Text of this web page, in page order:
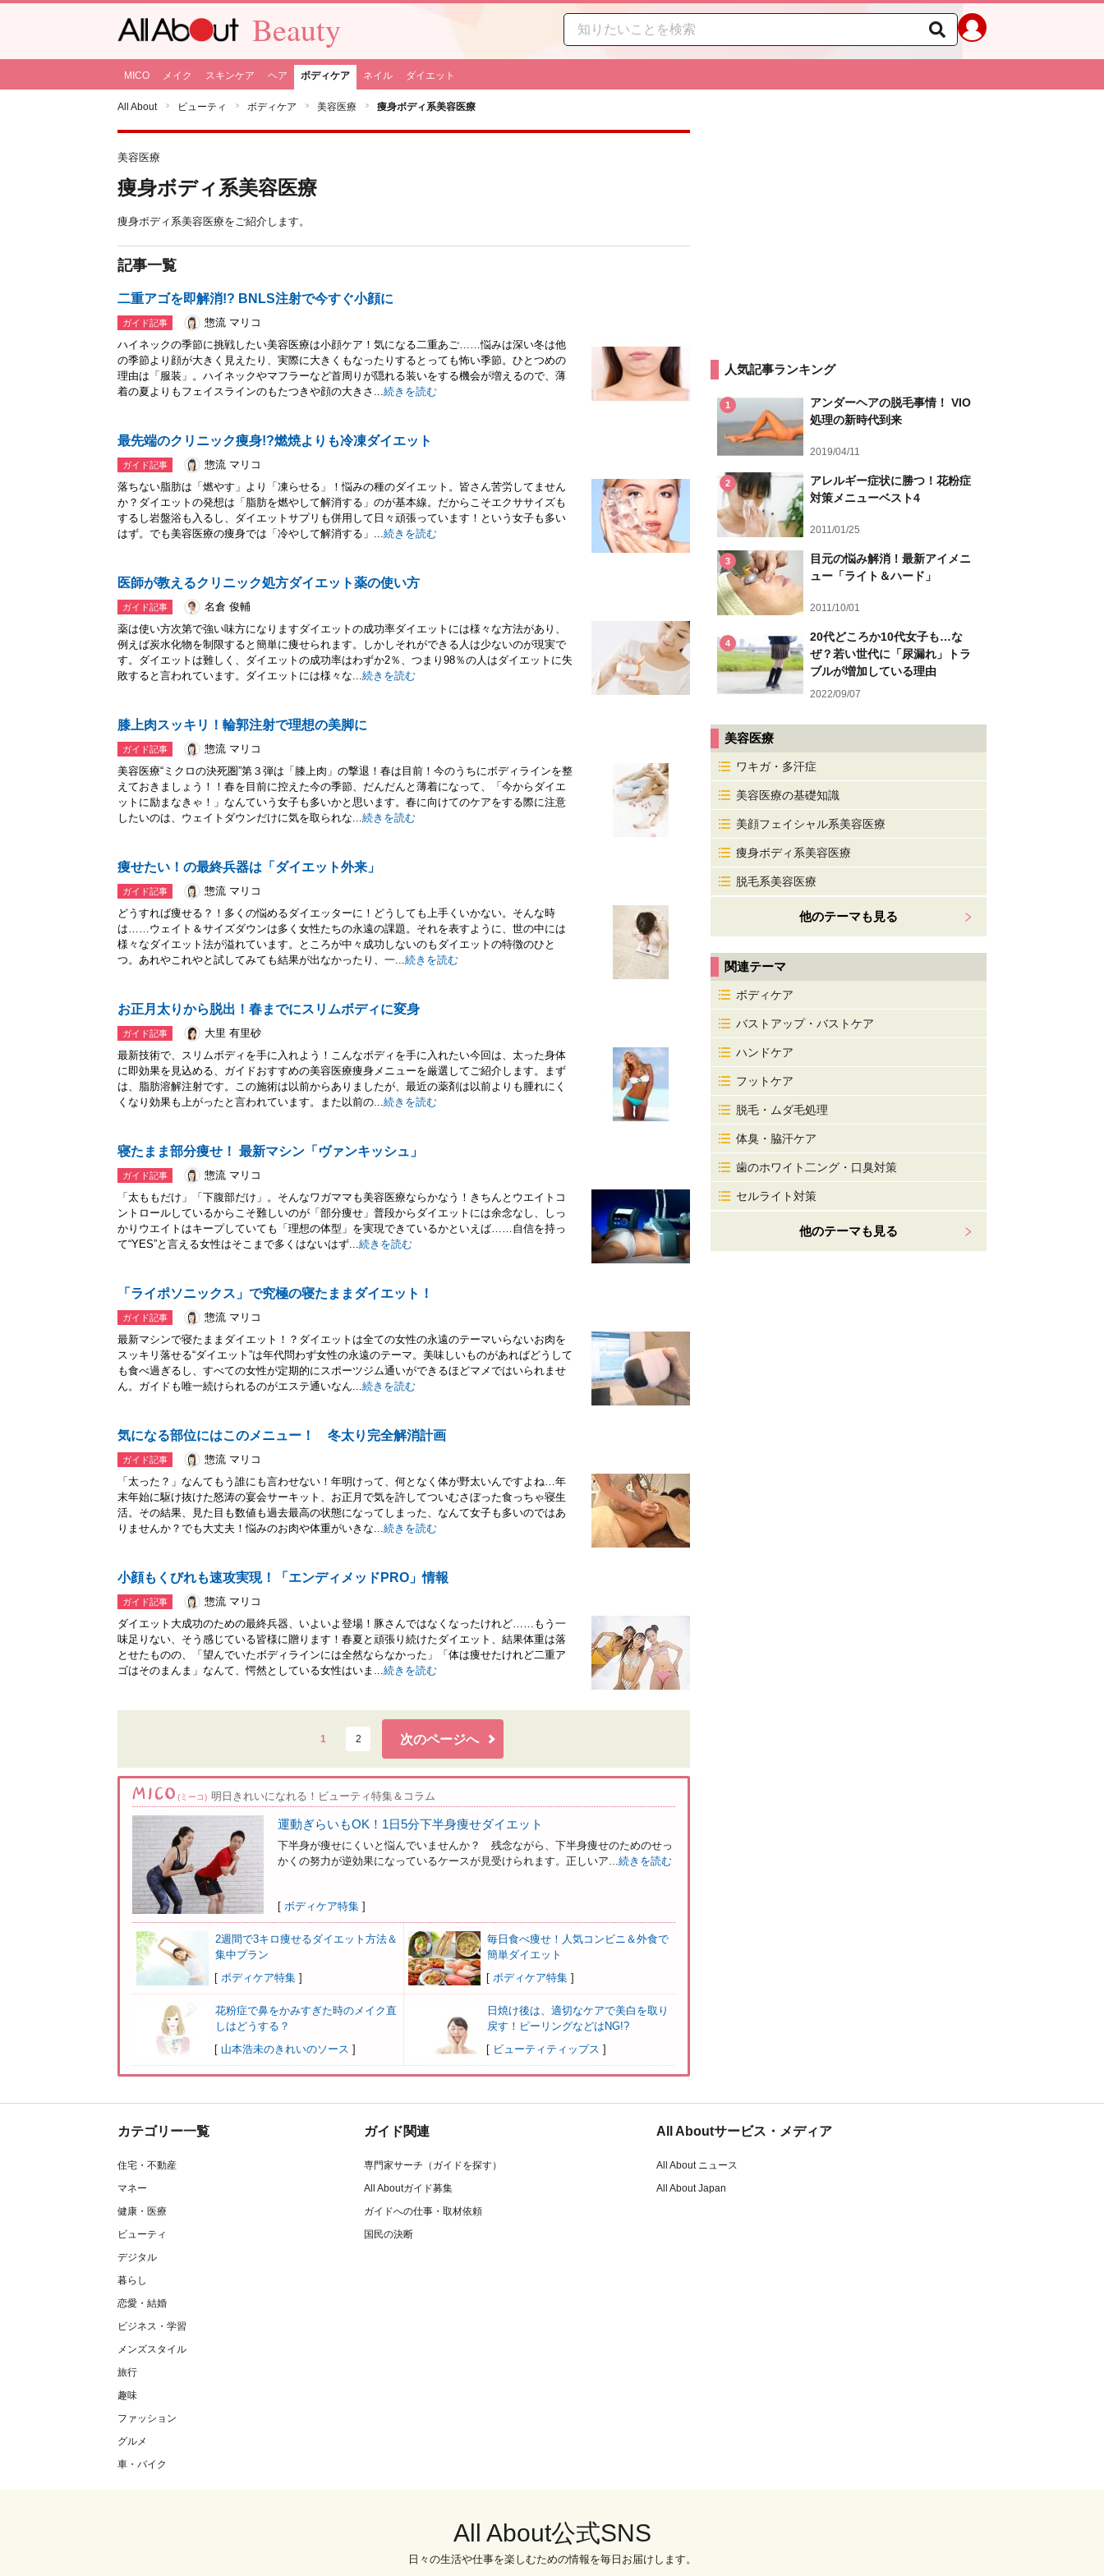
Beauty
MICO メイク スキンケア ヘア ボディケア ネイル ダイエット
All About ビューティ ボディケア 美容医療 痩身ボディ系美容医療
美容医療
痩身ボディ系美容医療
痩身ボディ系美容医療をご紹介します。
記事一覧
二重アゴを即解消!? BNLS注射で今すぐ小顔に
ガイド記事
惣流 マリコ
ハイネックの季節に挑戦したい美容医療は小顔ケア！気になる二重あご……悩みは深い冬は他
の季節より顔が大きく見えたり、実際に大きくもなったりするとっても怖い季節。ひとつめの
理由は「服装」。ハイネックやマフラーなど首周りが隠れる装いをする機会が増えるので、薄
着の夏よりもフェイスラインのもたつきや顔の大きさ...続きを読む
最先端のクリニック痩身!?燃焼よりも冷凍ダイエット
ガイド記事
惣流 マリコ
落ちない脂肪は「燃やす」より「凍らせる」！悩みの種のダイエット。皆さん苦労してません
か？ダイエットの発想は「脂肪を燃やして解消する」のが基本線。だからこそエクササイズも
するし岩盤浴も入るし、ダイエットサプリも併用して日々頑張っています！という女子も多い
はず。でも美容医療の痩身では「冷やして解消する」...続きを読む
医師が教えるクリニック処方ダイエット薬の使い方
ガイド記事
名倉 俊輔
薬は使い方次第で強い味方になりますダイエットの成功率ダイエットには様々な方法があり、
例えば炭水化物を制限すると簡単に痩せられます。しかしそれができる人は少ないのが現実で
す。ダイエットは難しく、ダイエットの成功率はわずか2％、つまり98％の人はダイエットに失
敗すると言われています。ダイエットには様々な...続きを読む
膝上肉スッキリ！輪郭注射で理想の美脚に
ガイド記事
惣流 マリコ
美容医療“ミクロの決死圏”第３弾は「膝上肉」の撃退！春は目前！今のうちにボディラインを整
えておきましょう！！春を目前に控えた今の季節、だんだんと薄着になって、「今からダイエ
ットに励まなきゃ！」なんていう女子も多いかと思います。春に向けてのケアをする際に注意
したいのは、ウェイトダウンだけに気を取られな...続きを読む
痩せたい！の最終兵器は「ダイエット外来」
ガイド記事
惣流 マリコ
どうすれば痩せる？！多くの悩めるダイエッターに！どうしても上手くいかない。そんな時
は……ウェイト＆サイズダウンは多く女性たちの永遠の課題。それを表すように、世の中には
様々なダイエット法が溢れています。ところが中々成功しないのもダイエットの特徴のひと
つ。あれやこれやと試してみても結果が出なかったり、一...続きを読む
お正月太りから脱出！春までにスリムボディに変身
ガイド記事
大里 有里砂
最新技術で、スリムボディを手に入れよう！こんなボディを手に入れたい今回は、太った身体
に即効果を見込める、ガイドおすすめの美容医療痩身メニューを厳選してご紹介します。まず
は、脂肪溶解注射です。この施術は以前からありましたが、最近の薬剤は以前よりも腫れにく
くなり効果も上がったと言われています。また以前の...続きを読む
寝たまま部分痩せ！ 最新マシン「ヴァンキッシュ」
ガイド記事
惣流 マリコ
「太ももだけ」「下腹部だけ」。そんなワガママも美容医療ならかなう！きちんとウエイトコ
ントロールしているからこそ難しいのが「部分痩せ」普段からダイエットには余念なし、しっ
かりウエイトはキープしていても「理想の体型」を実現できているかといえば……自信を持っ
て“YES”と言える女性はそこまで多くはないはず...続きを読む
「ライポソニックス」で究極の寝たままダイエット！
ガイド記事
惣流 マリコ
最新マシンで寝たままダイエット！？ダイエットは全ての女性の永遠のテーマいらないお肉を
スッキリ落せる“ダイエット”は年代問わず女性の永遠のテーマ。美味しいものがあればどうして
も食べ過ぎるし、すべての女性が定期的にスポーツジム通いができるほどマメではいられませ
ん。ガイドも唯一続けられるのがエステ通いなん...続きを読む
気になる部位にはこのメニュー！ 冬太り完全解消計画
ガイド記事
惣流 マリコ
「太った？」なんてもう誰にも言わせない！年明けって、何となく体が野太いんですよね…年
末年始に駆け抜けた怒涛の宴会サーキット、お正月で気を許してついむさぼった食っちゃ寝生
活。その結果、見た目も数値も過去最高の状態になってしまった、なんて女子も多いのではあ
りませんか？でも大丈夫！悩みのお肉や体重がいきな...続きを読む
小顔もくびれも速攻実現！「エンディメッドPRO」情報
ガイド記事
惣流 マリコ
ダイエット大成功のための最終兵器、いよいよ登場！豚さんではなくなったけれど……もう一
味足りない、そう感じている皆様に贈ります！春夏と頑張り続けたダイエット、結果体重は落
とせたものの、「望んでいたボディラインには全然ならなかった」「体は痩せたけれど二重ア
ゴはそのまんま」なんて、愕然としている女性はいま...続きを読む
1 2 次のページへ
(ミーコ) 明日きれいになれる！ビューティ特集＆コラム
運動ぎらいもOK！1日5分下半身痩せダイエット
下半身が痩せにくいと悩んでいませんか？ 残念ながら、下半身痩せのためのせっ
かくの努力が逆効果になっているケースが見受けられます。正しいア...続きを読む
[ ボディケア特集 ]
2週間で3キロ痩せるダイエット方法＆
集中プラン
[ ボディケア特集 ]
毎日食べ痩せ！人気コンビニ＆外食で
簡単ダイエット
[ ボディケア特集]
花粉症で鼻をかみすぎた時のメイク直
しはどうする？
[ 山本浩未のきれいのソース ]
日焼け後は、適切なケアで美白を取り
戻す！ピーリングなどはNG!?
[ ビューティティップス ]
人気記事ランキング
1
アンダーヘアの脱毛事情！ VIO
処理の新時代到来
2019/04/11
2
アレルギー症状に勝つ！花粉症
対策メニューベスト4
2011/01/25
3
目元の悩み解消！最新アイメニ
ュー「ライト＆ハード」
2011/10/01
4
20代どころか10代女子も…な
ぜ？若い世代に「尿漏れ」トラ
ブルが増加している理由
2022/09/07
美容医療
ワキガ・多汗症
美容医療の基礎知識
美顔フェイシャル系美容医療
痩身ボディ系美容医療
脱毛系美容医療
他のテーマも見る
関連テーマ
ボディケア
バストアップ・バストケア
ハンドケア
フットケア
脱毛・ムダ毛処理
体臭・脇汗ケア
歯のホワイト二ング・口臭対策
セルライト対策
他のテーマも見る
カテゴリー一覧
住宅・不動産
マネー
健康・医療
ビューティ
デジタル
暮らし
恋愛・結婚
ビジネス・学習
メンズスタイル
旅行
趣味
ファッション
グルメ
車・バイク
ガイド関連
専門家サーチ（ガイドを探す）
All Aboutガイド募集
ガイドへの仕事・取材依頼
国民の決断
All Aboutサービス・メディア
All About ニュース
All About Japan
All About公式SNS
日々の生活や仕事を楽しむための情報を毎日お届けします。